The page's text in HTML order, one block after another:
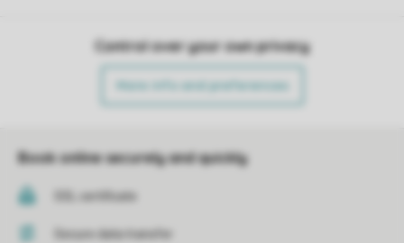
Control over your own privacy
More info and preferences
Book online securely and quickly
SSL certificate
Secure data transfer